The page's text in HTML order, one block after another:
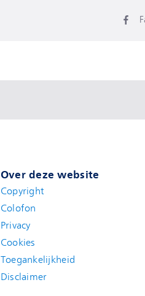
Over deze website
Copyright
Colofon
Privacy
Cookies
Toegankelijkheid
Disclaimer